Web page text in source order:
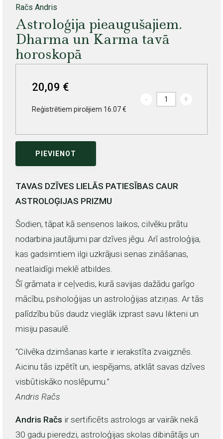
Račs Andris
Astroloģija pieaugušajiem.
Dharma un Karma tavā
horoskopā
20,09 €
Reģistrētiem pircējiem 16.07 €
- +
PIEVIENOT
TAVAS DZĪVES LIELĀS PATIESĪBAS CAUR
ASTROLOĢIJAS PRIZMU
Šodien, tāpat kā sensenos laikos, cilvēku prātu
nodarbina jautājumi par dzīves jēgu. Arī astroloģija,
kas gadsimtiem ilgi uzkrājusi senas zināšanas,
neatlaidīgi meklē atbildes.
Šī grāmata ir ceļvedis, kurā savijas dažādu garīgo
mācību, psiholoģijas un astroloģijas atziņas. Ar tās
palīdzību būs daudz vieglāk izprast savu likteni un
misiju pasaulē.
“Cilvēka dzimšanas karte ir ierakstīta zvaigznēs.
Aicinu tās izpētīt un, iespējams, atklāt savas dzīves
visbūtiskāko noslēpumu.”
Andris Račs
Andris Račs ir sertificēts astrologs ar vairāk nekā
30 gadu pieredzi, astroloģijas skolas dibinātājs un